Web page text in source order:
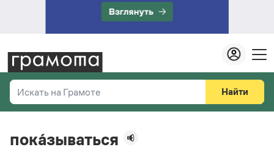
Искать на Грамоте
Справочная служба
Найти
пока́зываться